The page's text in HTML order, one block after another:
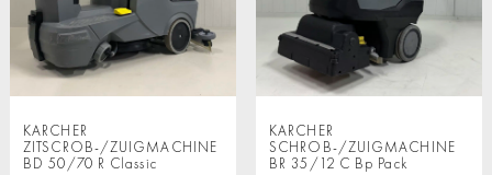
KARCHER
ZITSCROB-/ZUIGMACHINE
BD 50/70 R Classic
KARCHER
SCHROB-/ZUIGMACHINE
BR 35/12 C Bp Pack